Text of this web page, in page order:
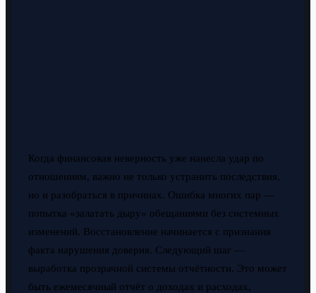
Когда финансовая неверность уже нанесла удар по
отношениям, важно не только устранить последствия,
но и разобраться в причинах. Ошибка многих пар —
попытка «залатать дыру» обещаниями без системных
изменений. Восстановление начинается с признания
факта нарушения доверия. Следующий шаг —
выработка прозрачной системы отчётности. Это может
быть ежемесячный отчёт о доходах и расходах,